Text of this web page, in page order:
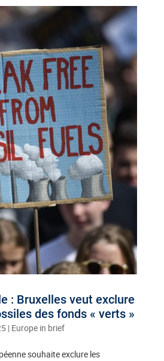
: Bruxelles veut exclure
des fonds « verts »
| Europe in brief
souhaite exclure les